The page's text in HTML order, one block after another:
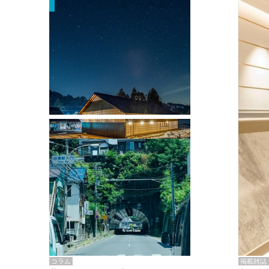
掲載雑誌
掲載雑誌・書籍
『街歩き研修「アールデコとモダニズ
ム、和風バロック」』のレポート記事が
掲載
コラム